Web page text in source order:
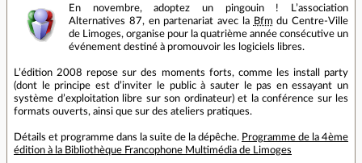
En novembre, adoptez un pingouin ! L’association
Alternatives 87, en partenariat avec la Bfm du Centre-Ville
de Limoges, organise pour la quatrième année consécutive un
événement destiné à promouvoir les logiciels libres.
L’édition 2008 repose sur des moments forts, comme les install party
(dont le principe est d’inviter le public à sauter le pas en essayant un
système d’exploitation libre sur son ordinateur) et la conférence sur les
formats ouverts, ainsi que sur des ateliers pratiques.
Détails et programme dans la suite de la dépêche. Programme de la 4ème
édition à la Bibliothèque Francophone Multimédia de Limoges